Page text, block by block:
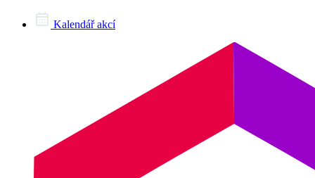
Kalendář akcí